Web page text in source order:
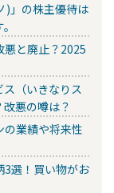
)」の株主優待は
悪と廃止？2025
ス（いきなりス
悪の噂は？
の業績や将来性
3選！買い物がお